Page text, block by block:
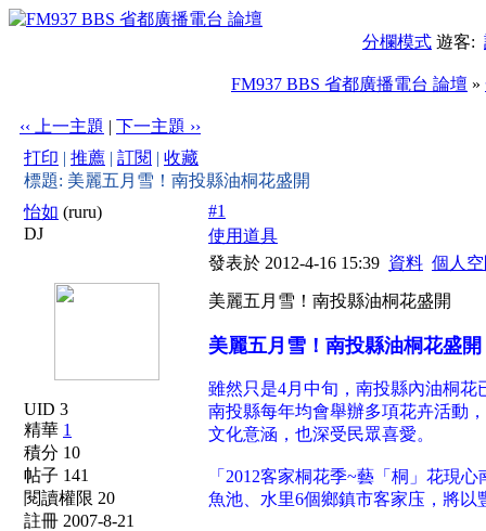
分欄模式 遊客:
FM937 BBS 省都廣播電台 論壇 »
‹‹ 上一主題 | 下一主題 ››
打印 | 推薦 | 訂閱 | 收藏
標題: 美麗五月雪！南投縣油桐花盛開
怡如 (ruru)
DJ
UID 3
精華 1
積分 10
帖子 141
閱讀權限 20
註冊 2007-8-21
#1
使用道具
發表於 2012-4-16 15:39 資料 個人
美麗五月雪！南投縣油桐花盛開
美麗五月雪！南投縣油桐花盛開
雖然只是4月中旬，南投縣內油桐花
南投縣每年均會舉辦多項花卉活動
文化意涵，也深受民眾喜愛。
「2012客家桐花季~藝「桐」花現
魚池、水里6個鄉鎮市客家庒，將以